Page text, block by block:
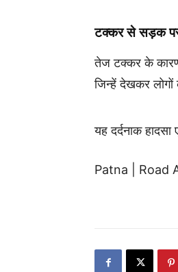
टक्कर से सड़क
तेज टक्कर के
जिन्हें देखकर लोगों
यह दर्दनाक
Patna | Road